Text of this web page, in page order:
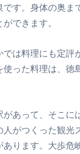
す。身体の奥ま
できます。
では料理にも定評
使った料理は、徳
あって、そこに
がつくった観光
あります。大歩危